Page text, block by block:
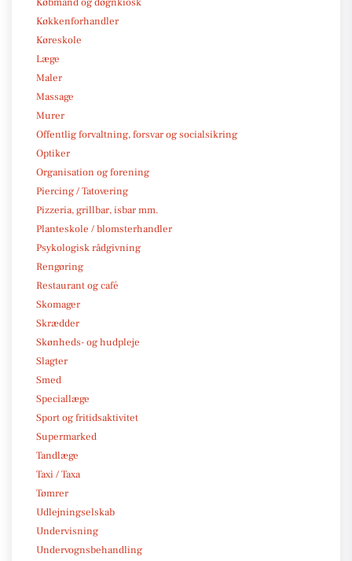
Køkkenforhandler
Køreskole
Læge
Maler
Massage
Murer
Offentlig forvaltning, forsvar og socialsikring
Optiker
Organisation og forening
Piercing / Tatovering
Pizzeria, grillbar, isbar mm.
Planteskole / blomsterhandler
Psykologisk rådgivning
Rengøring
Restaurant og café
Skomager
Skrædder
Skønheds- og hudpleje
Slagter
Smed
Speciallæge
Sport og fritidsaktivitet
Supermarked
Tandlæge
Taxi / Taxa
Tømrer
Udlejningselskab
Undervisning
Undervognsbehandling